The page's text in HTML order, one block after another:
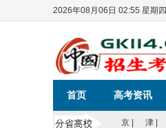
2026年08月06日 02:55 星期四
首页 高考资讯
京| 津|